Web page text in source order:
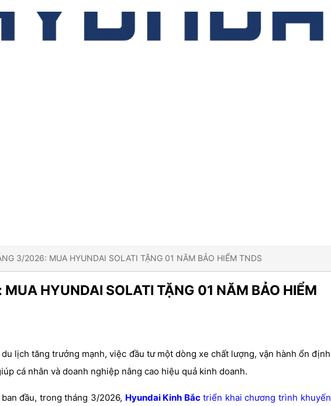
3/2026: MUA HYUNDAI SOLATI TẶNG 01 NĂM BẢO HIỂM TNDS
HYUNDAI SOLATI TẶNG 01 NĂM BẢO HIỂM
lịch tăng trưởng mạnh, việc đầu tư một dòng xe chất lượng, vận hành ổn định
cá nhân và doanh nghiệp nâng cao hiệu quả kinh doanh.
đầu, trong tháng 3/2026, Hyundai Kinh Bắctriển khai chương trình khuyến